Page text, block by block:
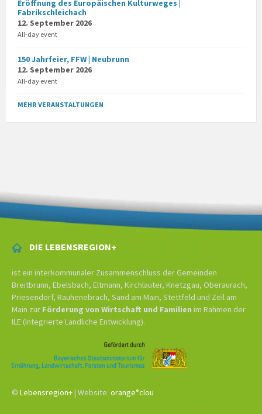
Eröffnung des Europäischen Kulturweges |
Fabrikschleichach
12. September 2026
All-day event
150 Jahrfeier, FFW | Neubrunn
12. September 2026
All-day event
MEHR VERANSTALTUNGEN
DIE LEBENSREGION+
ist ein interkommunaler Zusammenschluss der Gemeinden
Breitbrunn, Ebelsbach, Eltmann, Kirchlauter, Knetzgau, Oberaurach,
Priesendorf, Rauhenebrach, Sand am Main, Stettfeld und Zeil am
Main zur Förderung von Wirtschaft und Familien im Rahmen der
ILE (Integrierte Ländliche Entwicklung).
© Lebensregion+| Website: orange°clou